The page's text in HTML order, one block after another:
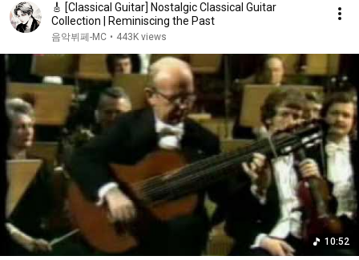
🎸 [Classical Guitar] Nostalgic Classical Guitar
Collection | Reminiscing the Past
음악뷔페-MC • 443K views
10:52